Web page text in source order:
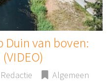
Duin van boven:
Redactie Algemeen